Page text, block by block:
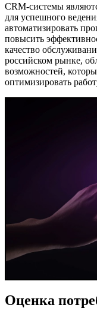
CRM-системы
для успешного
автоматизировать
повысить
качество
российском рынке,
возможностей,
оптимизировать
Оценка